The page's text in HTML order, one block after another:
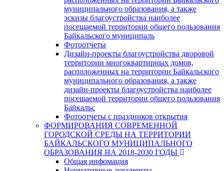
муниципального образования, а также
эскизы благоустройства наиболее
посещаемой территории общего пользования
Байкальского муниципаль
Фотоотчеты
Дизайн-проекты благоустройства дворовой
территории многоквартирных домов,
расположенных на территории Байкальского
муниципального образования, а также
дизайн-проекты благоустройства наиболее
посещаемой территории общего пользования
Байкальс
Фотоотчеты с праздников открытия
ФОРМИРОВАНИЯ СОВРЕМЕННОЙ
ГОРОДСКОЙ СРЕДЫ НА ТЕРРИТОРИИ
БАЙКАЛЬСКОГО МУНИЦИПАЛЬНОГО
ОБРАЗОВАНИЯ НА 2018-2030 ГОДЫ
Общая инфомация